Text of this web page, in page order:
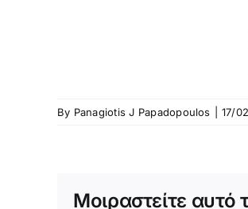
By Panagiotis J Papadopoulos 17/
Μοιραστείτε αυτό